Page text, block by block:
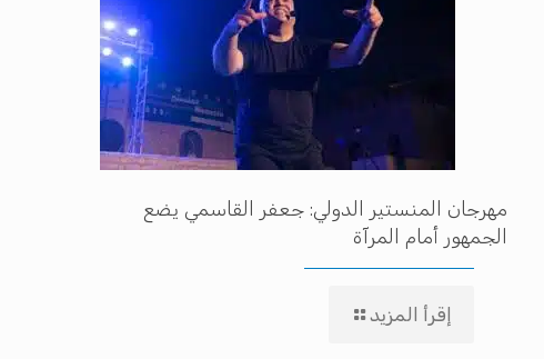
مهرجان المنستير الدولي: جعفر القاسمي يضع
الجمهور أمام المرآة
إقرأ المزيد